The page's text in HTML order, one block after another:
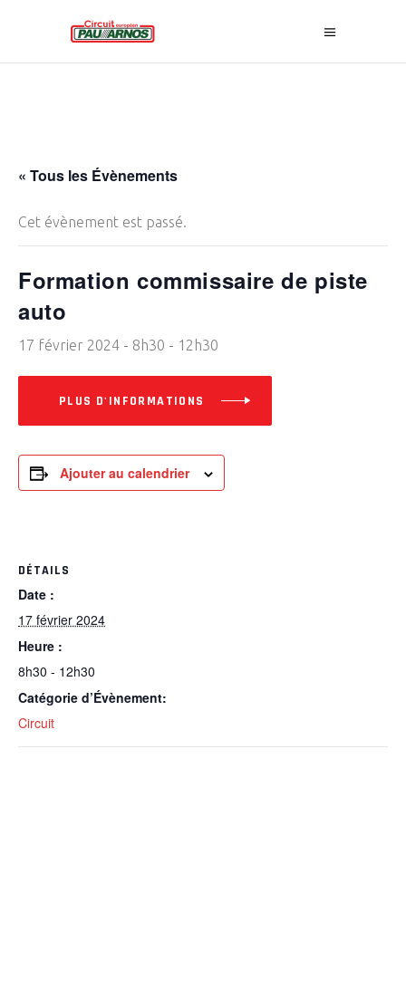
« Tous les Évènements
Cet évènement est passé.
Formation commissaire de piste
auto
17 février 2024 - 8h30 - 12h30
PLUS D'INFORMATIONS
Ajouter au calendrier
DÉTAILS
Date :
17 février 2024
Heure :
8h30 - 12h30
Catégorie d’Évènement:
Circuit